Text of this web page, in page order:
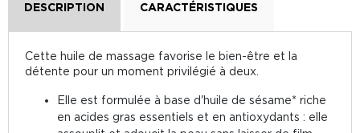
DESCRIPTION CARACTÉRISTIQUES
Cette huile de massage favorise le bien-être et la
détente pour un moment privilégié à deux.
Elle est formulée à base d'huile de sésame* riche
en acides gras essentiels et en antioxydants : elle